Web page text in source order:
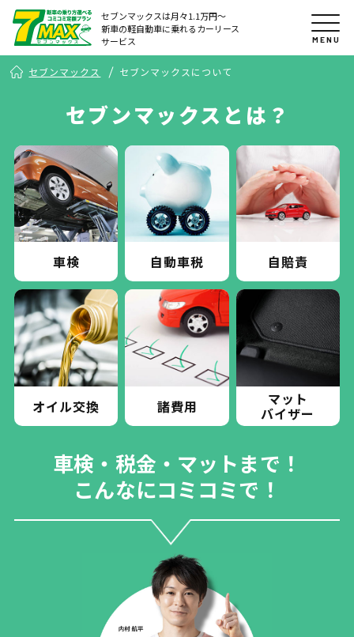
セブンマックスは月々1.1万円〜
新車の軽自動車に乗れるカーリース
サービス
MENU
セブンマックス セブンマックスについて
セブンマックスとは？
車検 自動車税 自賠責
オイル交換 諸費用 マット
バイザー
車検・税金・マットまで！
こんなにコミコミで！